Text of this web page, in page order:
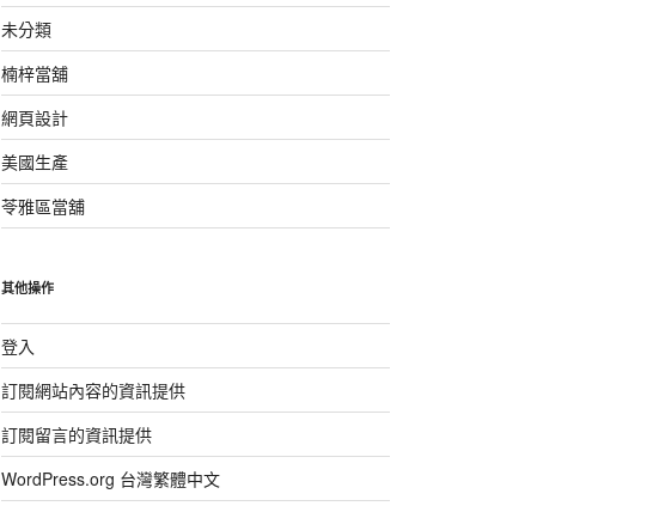
未分類
楠梓當舖
網頁設計
美國生產
苓雅區當舖
其他操作
登入
訂閱網站內容的資訊提供
訂閱留言的資訊提供
WordPress.org 台灣繁體中文